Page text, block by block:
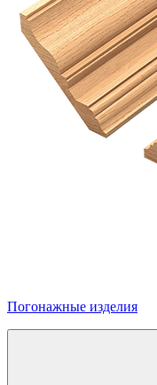
Погонажные изделия